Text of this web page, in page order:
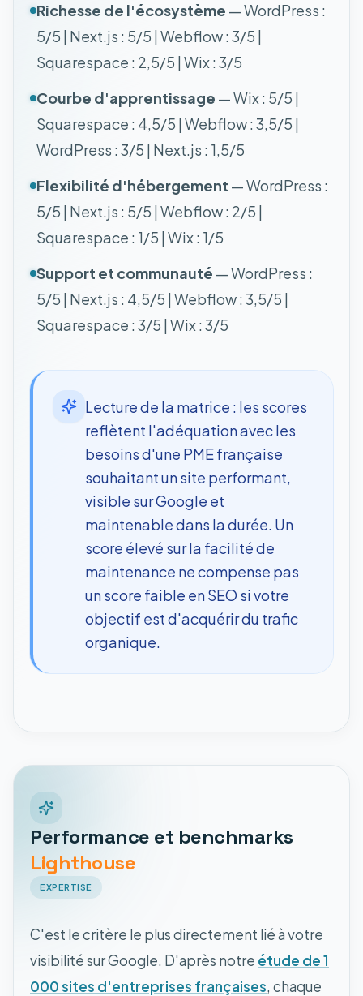
Richesse de l'écosystème — WordPress :
5/5 | Next.js : 5/5 | Webflow : 3/5 |
Squarespace : 2,5/5 | Wix : 3/5
Courbe d'apprentissage — Wix : 5/5 |
Squarespace : 4,5/5 | Webflow : 3,5/5 |
WordPress : 3/5 | Next.js : 1,5/5
Flexibilité d'hébergement — WordPress :
5/5 | Next.js : 5/5 | Webflow : 2/5 |
Squarespace : 1/5 | Wix : 1/5
Support et communauté — WordPress :
5/5 | Next.js : 4,5/5 | Webflow : 3,5/5 |
Squarespace : 3/5 | Wix : 3/5
Lecture de la matrice : les scores
reflètent l'adéquation avec les
besoins d'une PME française
souhaitant un site performant,
visible sur Google et
maintenable dans la durée. Un
score élevé sur la facilité de
maintenance ne compense pas
un score faible en SEO si votre
objectif est d'acquérir du trafic
organique.
Performance et benchmarks
Lighthouse
EXPERTISE
C'est le critère le plus directement lié à votre
visibilité sur Google. D'après notre étude de 1
000 sites d'entreprises françaises, chaque